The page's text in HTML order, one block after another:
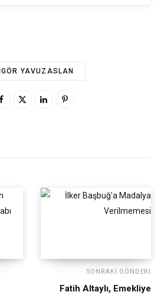
YAVUZASLAN
SONRAKI GÖNDERI
Fatih Altaylı, Emekliye